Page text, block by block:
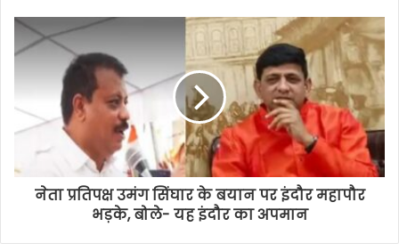
नेता प्रतिपक्ष उमंग सिंघार के बयान पर इंदौर महापौर
भड़के, बोले- यह इंदौर का अपमान